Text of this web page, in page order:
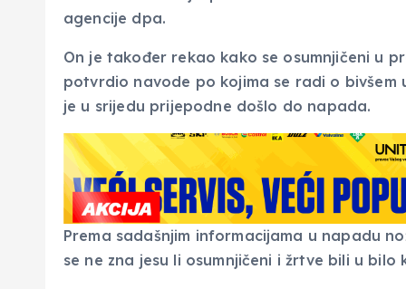
agencije dpa.
On je također rekao kako se osumnjičeni u
potvrdio navode po kojima se radi o bivšem
je u srijedu prijepodne došlo do napada.
Prema sadašnjim informacijama u napadu
se ne zna jesu li osumnjičeni i žrtve bili u bilo